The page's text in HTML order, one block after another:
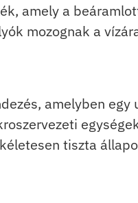
amely a
mozognak a
amelyben
tiszta